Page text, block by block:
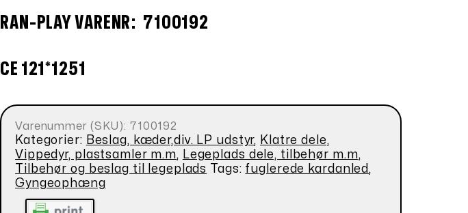
RAN-PLAY VARENR: 7100192
CE 121*1251
Varenummer (SKU): 7100192
Kategorier: Beslag, kæder,div. LP udstyr, Klatre dele,
Vippedyr, plastsamler m.m, Legeplads dele, tilbehør m.m,
Tilbehør og beslag til legeplads
Tags: fuglerede kardanled ,
Gyngeophæng